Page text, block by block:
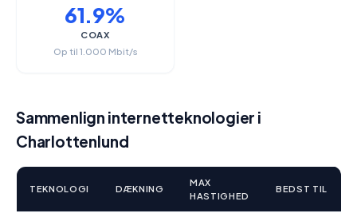
61.9%
COAX
Op til 1.000 Mbit/s
Sammenlign internetteknologier i
Charlottenlund
TEKNOLOGI DÆKNING
MAX
HASTIGHED
BEDST TIL